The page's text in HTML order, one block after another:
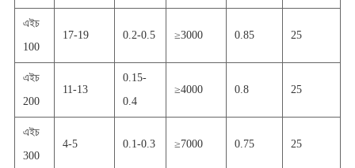
এইচ
100
17-19 0.2-0.5 ≥3000 0.85 25
এইচ
200
11-13
0.15-
0.4
≥4000 0.8 25
এইচ
300
4-5 0.1-0.3 ≥7000 0.75 25